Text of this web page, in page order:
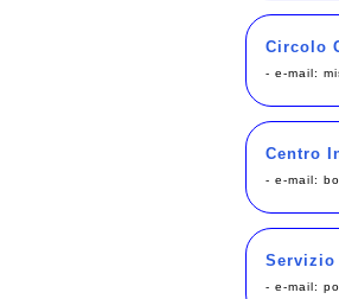
Circolo
- e-mail:
Centro
- e-mail:
Servizio
- e-mail: